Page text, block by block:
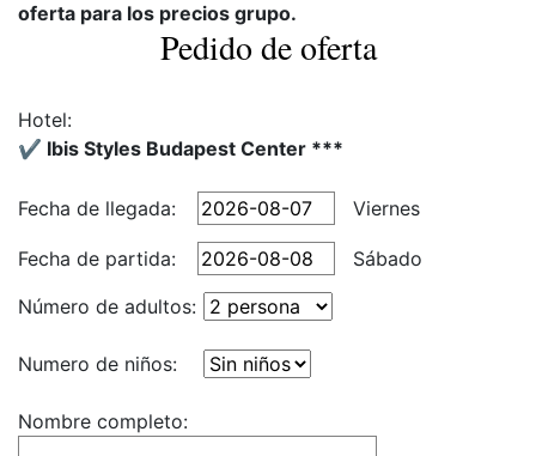
oferta para los precios grupo.
Pedido de oferta
Hotel:
✔️ Ibis Styles Budapest Center ***
Fecha de llegada: Viernes
Fecha de partida:
Sábado
Número de adultos:
Numero de niños:
Nombre completo: